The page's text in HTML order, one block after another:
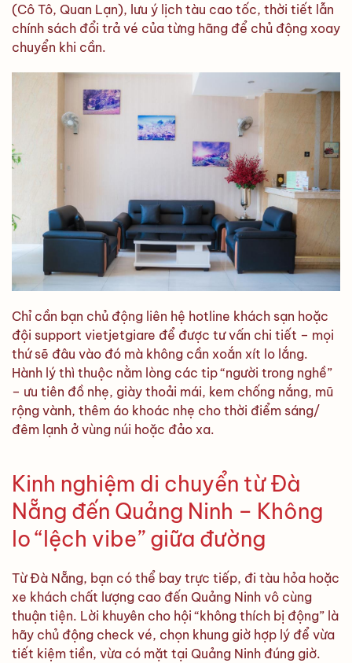
(Cô Tô, Quan Lạn), lưu ý lịch tàu cao tốc, thời tiết lẫn
chính sách đổi trả vé của từng hãng để chủ động xoay
chuyển khi cần.
Chỉ cần bạn chủ động liên hệ hotline khách sạn hoặc
đội support vietjetgiare để được tư vấn chi tiết – mọi
thứ sẽ đâu vào đó mà không cần xoắn xít lo lắng.
Hành lý thì thuộc nằm lòng các tip “người trong nghề”
– ưu tiên đồ nhẹ, giày thoải mái, kem chống nắng, mũ
rộng vành, thêm áo khoác nhẹ cho thời điểm sáng/
đêm lạnh ở vùng núi hoặc đảo xa.
Kinh nghiệm di chuyển từ Đà
Nẵng đến Quảng Ninh – Không
lo “lệch vibe” giữa đường
Từ Đà Nẵng, bạn có thể bay trực tiếp, đi tàu hỏa hoặc
xe khách chất lượng cao đến Quảng Ninh vô cùng
thuận tiện. Lời khuyên cho hội “không thích bị động” là
hãy chủ động check vé, chọn khung giờ hợp lý để vừa
tiết kiệm tiền, vừa có mặt tại Quảng Ninh đúng giờ.